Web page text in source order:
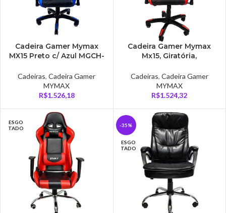
Cadeira Gamer Mymax
MX15 Preto c/ Azul MGCH-
Cadeiras,Cadeira Gamer
MYMAX
R$1.526,18
Cadeira Gamer Mymax
Mx15, Giratória,
MX15/BK-RD
Cadeiras, Cadeira Gamer
MYMAX
R$1.524,32
ESGO
TADO
-35%
ESGO
TADO